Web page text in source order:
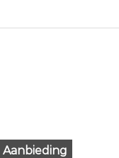
Aanbieding